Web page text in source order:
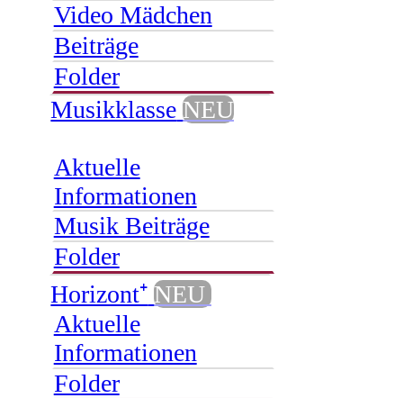
Video Mädchen
Beiträge
Folder
Musikklasse NEU
Aktuelle
Informationen
Musik Beiträge
Folder
Horizont⁺ NEU
Aktuelle
Informationen
Folder